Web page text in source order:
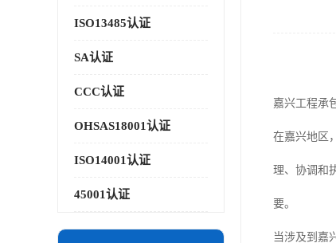
ISO13485认证
SA认证
CCC认证
OHSAS18001认证
ISO14001认证
45001认证
嘉兴工程承
在嘉兴地区
理、协调和
要。
当涉及到嘉